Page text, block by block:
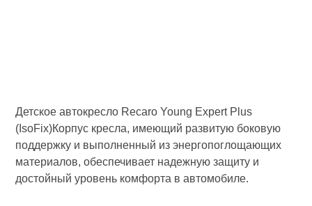
Детское автокресло Recaro Young Expert Plus
(IsoFix)Корпус кресла, имеющий развитую боковую
поддержку и выполненный из энергопоглощающих
материалов, обеспечивает надежную защиту и
достойный уровень комфорта в автомобиле.